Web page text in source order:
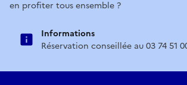
en profiter tous ensemble ?
Informations
Réservation conseillée au 03 74 51